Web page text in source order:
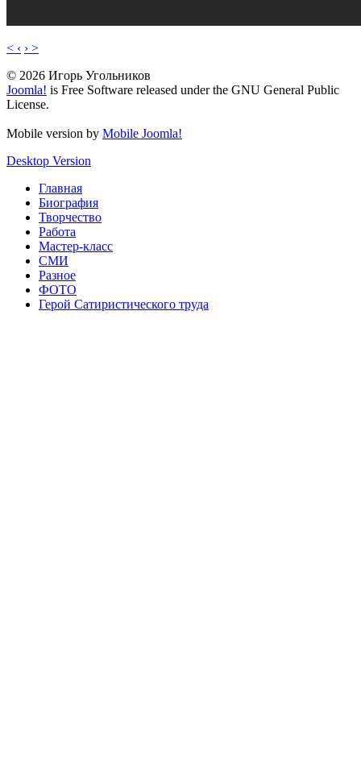
< ‹ › >
© 2026 Игорь Угольников
Joomla! is Free Software released under the GNU General Public
License.
Mobile version by Mobile Joomla!
Desktop Version
Главная
Биография
Творчество
Работа
Мастер-класс
СМИ
Разное
ФОТО
Герой Сатиристического труда